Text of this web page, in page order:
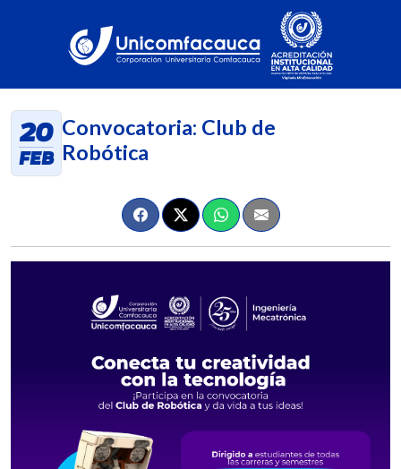
20
FEB
Convocatoria: Club de
Robótica